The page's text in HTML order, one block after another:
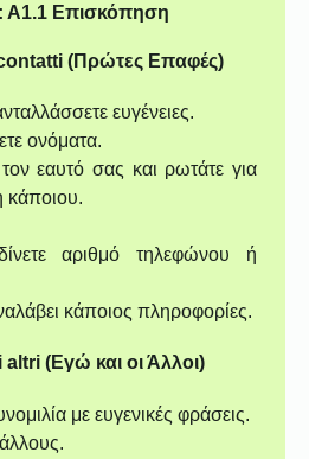
A1.1 Επισκόπηση
(Πρώτες Επαφές)
ευγένειες.
ονόματα.
εαυτό σας και ρωτάτε για
κάποιου.
αριθμό τηλεφώνου ή
κάποιος πληροφορίες.
(Εγώ και οι Άλλοι)
με ευγενικές φράσεις.